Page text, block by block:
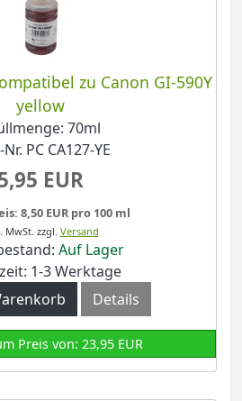
zu Canon GI-590Y
yellow
70ml
PC CA127-YE
EUR
8,50 EUR pro 100 ml
MwSt. zzgl. Versand
Auf Lager
1-3 Werktage
Details
Preis von: 23,95 EUR